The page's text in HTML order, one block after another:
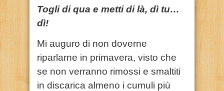
Togli di qua e metti di là, dì tu…
dì!
Mi auguro di non doverne
riparlarne in primavera, visto che
se non verranno rimossi e smaltiti
in discarica almeno i cumuli più